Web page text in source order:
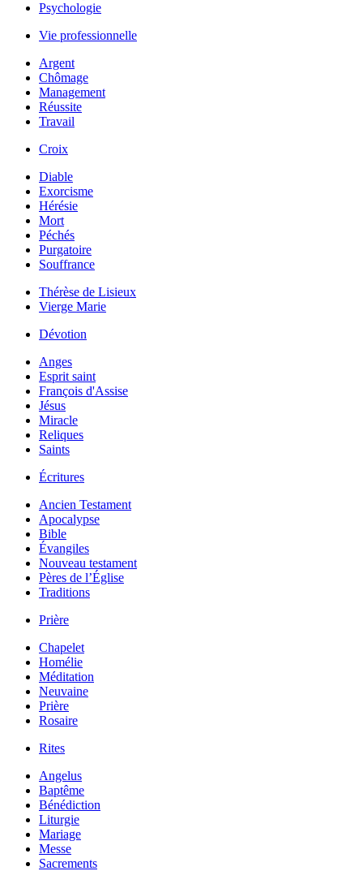
Psychologie
Vie professionnelle
Argent
Chômage
Management
Réussite
Travail
Croix
Diable
Exorcisme
Hérésie
Mort
Péchés
Purgatoire
Souffrance
Thérèse de Lisieux
Vierge Marie
Dévotion
Anges
Esprit saint
François d'Assise
Jésus
Miracle
Reliques
Saints
Écritures
Ancien Testament
Apocalypse
Bible
Évangiles
Nouveau testament
Pères de l’Église
Traditions
Prière
Chapelet
Homélie
Méditation
Neuvaine
Prière
Rosaire
Rites
Angelus
Baptême
Bénédiction
Liturgie
Mariage
Messe
Sacrements